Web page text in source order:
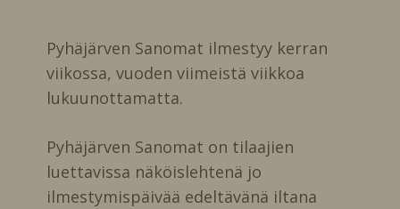
Pyhäjärven Sanomat ilmestyy kerran
viikossa, vuoden viimeistä viikkoa
lukuunottamatta.
Pyhäjärven Sanomat on tilaajien
luettavissa näköislehtenä jo
ilmestymispäivää edeltävänä iltana